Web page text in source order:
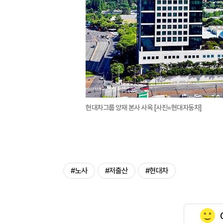
현대차그룹 양재 본사 사옥 [사진=현대자동차]
#노사 #저출산 #현대차